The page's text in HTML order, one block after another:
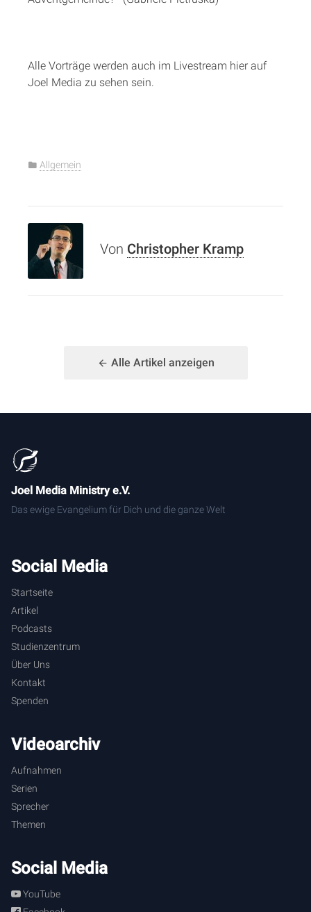
Alle Vorträge werden auch im Livestream hier auf
Joel Media zu sehen sein.
Allgemein
Von Christopher Kramp
Alle Artikel anzeigen
Joel Media Ministry e.V.
Das ewige Evangelium für Dich und die ganze Welt
Social Media
Startseite
Artikel
Podcasts
Studienzentrum
Über Uns
Kontakt
Spenden
Videoarchiv
Aufnahmen
Serien
Sprecher
Themen
Social Media
YouTube